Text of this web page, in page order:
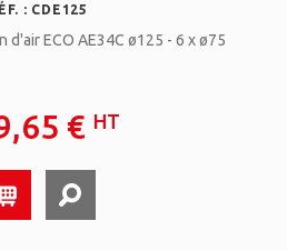
: CDE125
d'air ECO AE34C ø125 - 6 x ø75
€ HT